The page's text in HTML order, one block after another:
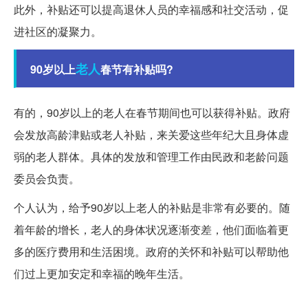
此外，补贴还可以提高退休人员的幸福感和社交活动，促
进社区的凝聚力。
90岁以上老人春节有补贴吗?
有的，90岁以上的老人在春节期间也可以获得补贴。政府
会发放高龄津贴或老人补贴，来关爱这些年纪大且身体虚
弱的老人群体。具体的发放和管理工作由民政和老龄问题
委员会负责。
个人认为，给予90岁以上老人的补贴是非常有必要的。随
着年龄的增长，老人的身体状况逐渐变差，他们面临着更
多的医疗费用和生活困境。政府的关怀和补贴可以帮助他
们过上更加安定和幸福的晚年生活。